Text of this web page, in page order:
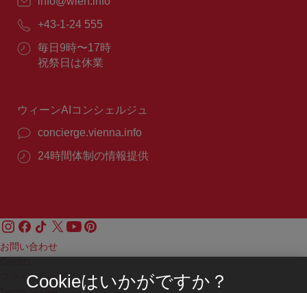
ー
ル：
電
番
号：
+43-1-24 555
営
業
毎日9時〜17時
祝祭日は休業
ウィーンAIコンシェルジュ
concierge.vienna.info
24時間体制の情報提供
お問い合わせ
プライバシーポリシー
Cookieはいかがですか？